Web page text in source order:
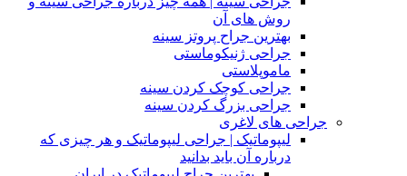
روش های آن
بهترین جراح پروتز سینه
جراحی ژنیکوماستی
ماموپلاستی
جراحی کوچک کردن سینه
جراحی بزرگ کردن سینه
جراحی های لاغری
لیپوماتیک | جراحی لیپوماتیک و هر چیزی که
درباره آن باید بدانید